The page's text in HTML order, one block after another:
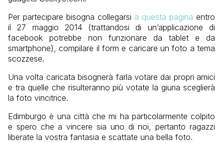
Per partecipare bisogna collegarsi a questa pagina entro
il 27 maggio 2014 (trattandosi di un’applicazione di
facebook potrebbe non funzionare da tablet e da
smartphone), compilare il form e caricare un foto a tema
scozzese.
Una volta caricata bisognerà farla votare dai propri amici
e tra quelle che risulteranno più votate la giuria sceglierà
la foto vincitrice.
Edimburgo è una città che mi ha particolarmente colpito
e spero che a vincere sia uno di noi, pertanto ragazzi
liberate la vostra fantasia e scattate una bella foto.